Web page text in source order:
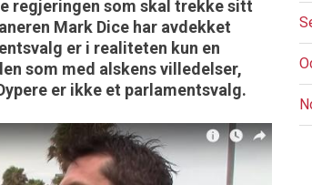
regjeringen som skal trekke sitt
Mark Dice har avdekket
er i realiteten kun en
som med alskens villedelser,
er ikke et parlamentsvalg.